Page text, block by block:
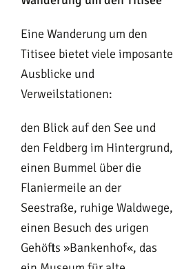
Eine Wanderung um den
Titisee bietet viele imposante
Ausblicke und
Verweilstationen:
den Blick auf den See und
den Feldberg im Hintergrund,
einen Bummel über die
Flaniermeile an der
Seestraße, ruhige Waldwege,
einen Besuch des urigen
Gehöfts »Bankenhof«, das